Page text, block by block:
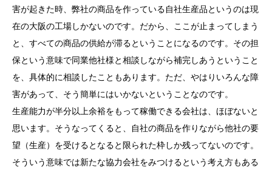
害が起きた時、弊社の商品を作っている自社生産品というのは現
在の大阪の工場しかないのです。だから、ここが止まってしまう
と、すべての商品の供給が滞るということになるのです。その担
保という意味で同業他社様と相談しながら補完しあうということ
を、具体的に相談したこともあります。ただ、やはりいろんな障
害があって、そう簡単にはいかないということなのです。
生産能力が半分以上余裕をもって稼働できる会社は、ほぼないと
思います。そうなってくると、自社の商品を作りながら他社の要
望（生産）を受けるとなると限られた枠しか残ってないのです。
そういう意味では新たな協力会社をみつけるという考え方もある